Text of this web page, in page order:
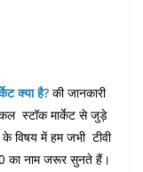
क्या है? की जानकारी
स्टॉक मार्केट से जुड़े
विषय में हम जभी टीवी
का नाम जरूर सुनते हैं।